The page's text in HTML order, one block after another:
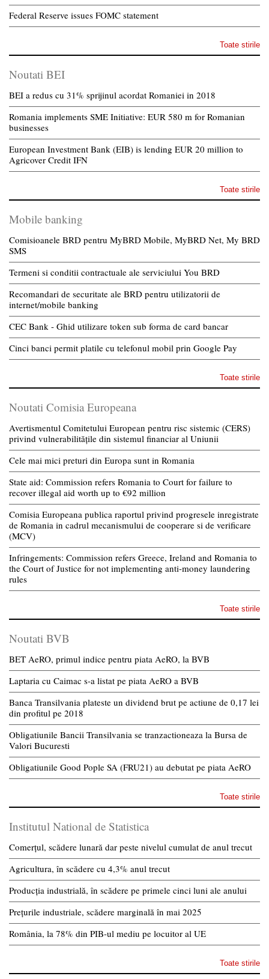
Federal Reserve issues FOMC statement
Toate stirile
Noutati BEI
BEI a redus cu 31% sprijinul acordat Romaniei in 2018
Romania implements SME Initiative: EUR 580 m for Romanian
businesses
European Investment Bank (EIB) is lending EUR 20 million to
Agricover Credit IFN
Toate stirile
Mobile banking
Comisioanele BRD pentru MyBRD Mobile, MyBRD Net, My BRD
SMS
Termeni si conditii contractuale ale serviciului You BRD
Recomandari de securitate ale BRD pentru utilizatorii de
internet/mobile banking
CEC Bank - Ghid utilizare token sub forma de card bancar
Cinci banci permit platile cu telefonul mobil prin Google Pay
Toate stirile
Noutati Comisia Europeana
Avertismentul Comitetului European pentru risc sistemic (CERS)
privind vulnerabilitățile din sistemul financiar al Uniunii
Cele mai mici preturi din Europa sunt in Romania
State aid: Commission refers Romania to Court for failure to
recover illegal aid worth up to €92 million
Comisia Europeana publica raportul privind progresele inregistrate
de Romania in cadrul mecanismului de cooperare si de verificare
(MCV)
Infringements: Commission refers Greece, Ireland and Romania to
the Court of Justice for not implementing anti-money laundering
rules
Toate stirile
Noutati BVB
BET AeRO, primul indice pentru piata AeRO, la BVB
Laptaria cu Caimac s-a listat pe piata AeRO a BVB
Banca Transilvania plateste un dividend brut pe actiune de 0,17 lei
din profitul pe 2018
Obligatiunile Bancii Transilvania se tranzactioneaza la Bursa de
Valori Bucuresti
Obligatiunile Good Pople SA (FRU21) au debutat pe piata AeRO
Toate stirile
Institutul National de Statistica
Comerțul, scădere lunară dar peste nivelul cumulat de anul trecut
Agricultura, în scădere cu 4,3% anul trecut
Producția industrială, în scădere pe primele cinci luni ale anului
Prețurile industriale, scădere marginală în mai 2025
România, la 78% din PIB-ul mediu pe locuitor al UE
Toate stirile